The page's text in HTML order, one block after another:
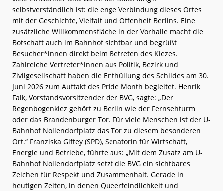
selbstverständlich ist: die enge Verbindung dieses Ortes
mit der Geschichte, Vielfalt und Offenheit Berlins. Eine
zusätzliche Willkommensfläche in der Vorhalle macht die
Botschaft auch im Bahnhof sichtbar und begrüßt
Besucher*innen direkt beim Betreten des Kiezes.
Zahlreiche Vertreter*innen aus Politik, Bezirk und
Zivilgesellschaft haben die Enthüllung des Schildes am 30.
Juni 2026 zum Auftakt des Pride Month begleitet. Henrik
Falk, Vorstandsvorsitzender der BVG, sagte: „Der
Regenbogenkiez gehört zu Berlin wie der Fernsehturm
oder das Brandenburger Tor. Für viele Menschen ist der U-
Bahnhof Nollendorfplatz das Tor zu diesem besonderen
Ort.“ Franziska Giffey (SPD), Senatorin für Wirtschaft,
Energie und Betriebe, führte aus: „Mit dem Zusatz am U-
Bahnhof Nollendorfplatz setzt die BVG ein sichtbares
Zeichen für Respekt und Zusammenhalt. Gerade in
heutigen Zeiten, in denen Queerfeindlichkeit und